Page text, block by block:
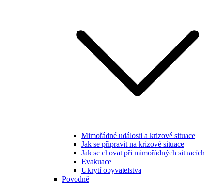
Mimořádné události a krizové situace
Jak se připravit na krizové situace
Jak se chovat při mimořádných situacích
Evakuace
Ukrytí obyvatelstva
Povodně